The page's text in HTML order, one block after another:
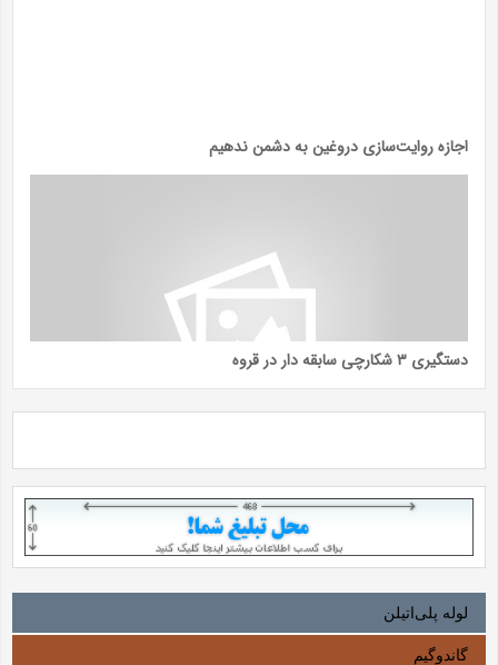
اجازه روایت‌سازی دروغین به دشمن ندهیم
دستگیری ۳ شکارچی سابقه دار در قروه
لوله‌ پلی‌اتیلن
گاندوگیم